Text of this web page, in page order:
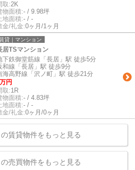
取:2K
物面積:- / 9.98坪
地面積:- / -
金/礼金:0ヶ月/1ヶ月
貸｜マンション
居TSマンション
下鉄御堂筋線「長居」駅 徒歩5分
和線「長居」駅 徒歩9分
海高野線「沢ノ町」駅 徒歩21分
円
取:1R
物面積:- / 4.83坪
地面積:- / -
金/礼金:0ヶ月/0ヶ月
賃貸物件をもっと見る
売買物件をもっと見る